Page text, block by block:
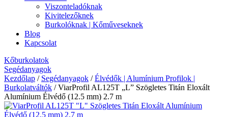
Viszonteladóknak
Kivitelezőknek
Burkolóknak | Kőműveseknek
Blog
Kapcsolat
Kőburkolatok
Segédanyagok
Kezdőlap / Segédanyagok /Élvédők | Alumínium Profilok |
Burkolatváltók / ViarProfil AL125T „L” Szögletes Titán Eloxált
Alumínium Élvédő (12.5 mm) 2.7 m